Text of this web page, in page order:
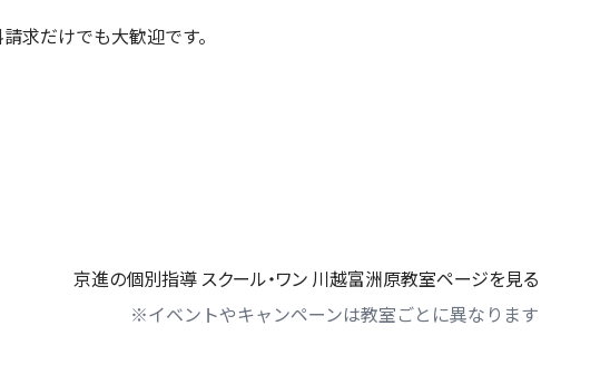
求だけでも大歓迎です。
京進の個別指導 スクール・ワン 川越富洲原教室ページを見る
※イベントやキャンペーンは教室ごとに異なります